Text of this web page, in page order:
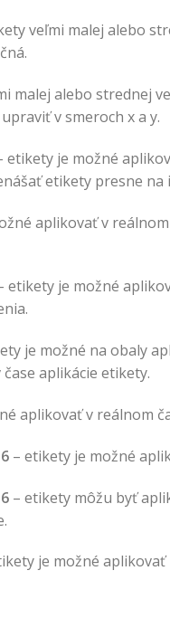
veľmi malej alebo
malej alebo strednej
v smeroch x a y.
etikety je možné
etikety presne na
aplikovať v
etikety je možné
je možné na obaly
aplikácie etikety.
aplikovať v reálnom
– etikety je možné
– etikety môžu byť
je možné aplikovať